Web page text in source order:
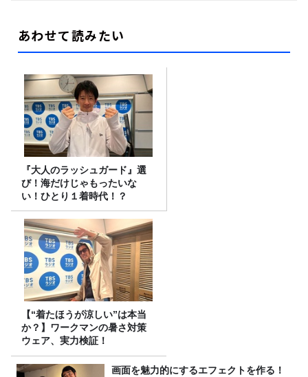
あわせて読みたい
『大人のラッシュガード』選
び！海だけじゃもったいな
い！ひとり１着時代！？
【“着たほうが涼しい”は本当
か？】ワークマンの暑さ対策
ウェア、実力検証！
画面を魅力的にするエフェクトを作る！